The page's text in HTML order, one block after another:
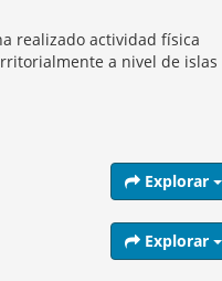
realizado actividad física
a nivel de islas
Explorar
Explorar